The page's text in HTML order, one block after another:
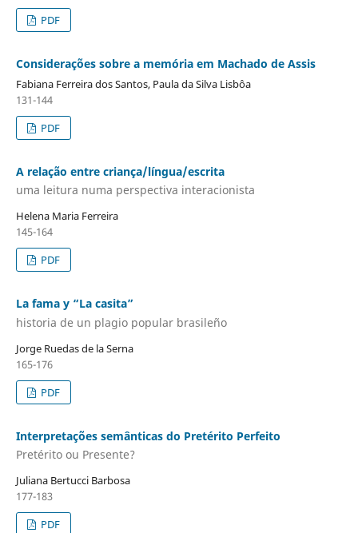
PDF
Considerações sobre a memória em Machado de Assis
Fabiana Ferreira dos Santos, Paula da Silva Lisbôa
131-144
PDF
A relação entre criança/língua/escrita
uma leitura numa perspectiva interacionista
Helena Maria Ferreira
145-164
PDF
La fama y “La casita”
historia de un plagio popular brasileño
Jorge Ruedas de la Serna
165-176
PDF
Interpretações semânticas do Pretérito Perfeito
Pretérito ou Presente?
Juliana Bertucci Barbosa
177-183
PDF